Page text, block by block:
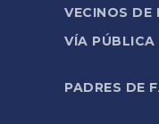
VECINOS DE
VÍA PÚBLICA
PADRES DE